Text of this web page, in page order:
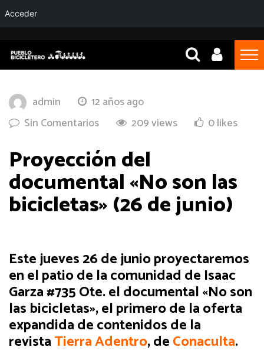
admin
12 años ago
Sin Comentarios
209 views 0 likes
Proyección del
documental «No son las
bicicletas» (26 de junio)
Este jueves 26 de junio proyectaremos
en el patio de la comunidad de Isaac
Garza #735 Ote. el documental «No son
las bicicletas», el primero de la oferta
expandida de contenidos de la
revistaTierra Adentro, deConaculta.
Acceder